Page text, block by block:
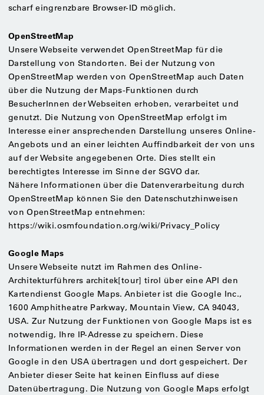
scharf eingrenzbare Browser-ID möglich.
OpenStreetMap
Unsere Webseite verwendet OpenStreetMap für die
Darstellung von Standorten. Bei der Nutzung von
OpenStreetMap werden von OpenStreetMap auch Daten
über die Nutzung der Maps-Funktionen durch
BesucherInnen der Webseiten erhoben, verarbeitet und
genutzt. Die Nutzung von OpenStreetMap erfolgt im
Interesse einer ansprechenden Darstellung unseres Online-
Angebots und an einer leichten Auffindbarkeit der von uns
auf der Website angegebenen Orte. Dies stellt ein
berechtigtes Interesse im Sinne der SGVO dar.
Nähere Informationen über die Datenverarbeitung durch
OpenStreetMap können Sie den Datenschutzhinweisen
von OpenStreetMap entnehmen:
https://wiki.osmfoundation.org/wiki/Privacy_Policy
Google Maps
Unsere Webseite nutzt im Rahmen des Online-
Architekturführers architek[tour] tirol über eine API den
Kartendienst Google Maps. Anbieter ist die Google Inc.,
1600 Amphitheatre Parkway, Mountain View, CA 94043,
USA. Zur Nutzung der Funktionen von Google Maps ist es
notwendig, Ihre IP-Adresse zu speichern. Diese
Informationen werden in der Regel an einen Server von
Google in den USA übertragen und dort gespeichert. Der
Anbieter dieser Seite hat keinen Einfluss auf diese
Datenübertragung. Die Nutzung von Google Maps erfolgt